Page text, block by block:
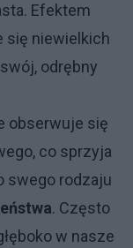
Efektem
się niewielkich
odrębny
obserwuje się
co sprzyja
swego rodzaju
. Często
w nasze